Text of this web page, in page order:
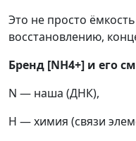
Это не просто
восстановлению,
Бренд [NH4+] и его
N — наша (ДНК),
H — химия (связи